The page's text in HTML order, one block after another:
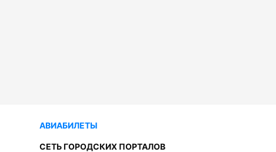
АВИАБИЛЕТЫ
СЕТЬ ГОРОДСКИХ ПОРТАЛОВ